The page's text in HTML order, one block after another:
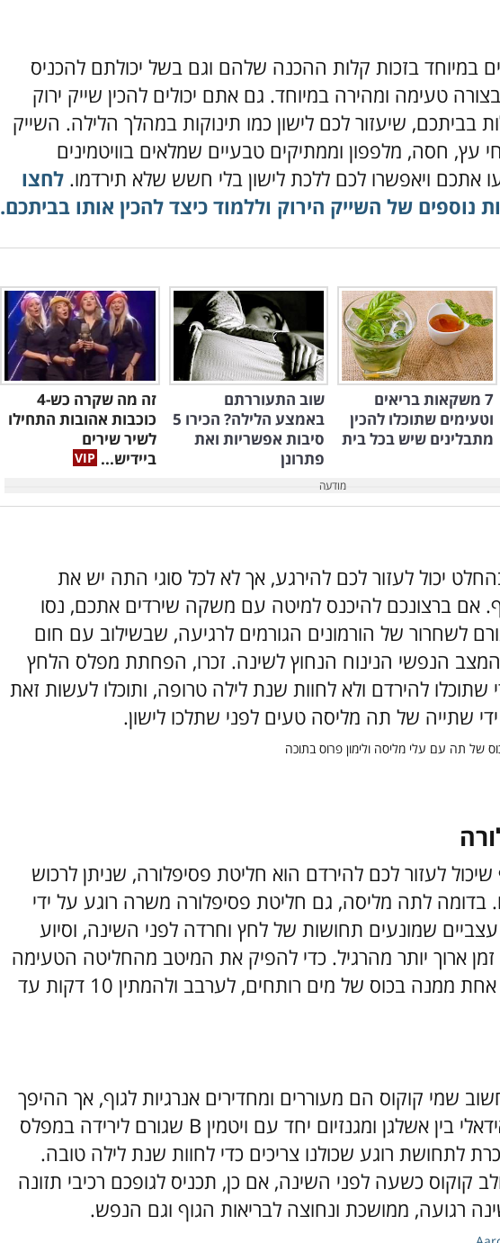
במיוחד בזכות קלות ההכנה שלהם וגם בשל יכולתם להכניס
בצורה טעימה ומהירה במיוחד. גם אתם יכולים להכין שייק ירוק
בביתכם, שיעזור לכם לישון כמו תינוקות במהלך הלילה. השייק
עץ, חסה, מלפפון וממתיקים טבעיים שמלאים בוויטמינים
אתכם ויאפשרו לכם ללכת לישון בלי חשש שלא תירדמו. לחצו
נוספים של השייק הירוק וללמוד כיצד להכין אותו בביתכם.
7 משקאות בריאים
וטעימים שתוכלו להכין
מתבלינים שיש בכל בית
שוב התעוררתם
באמצע הלילה? הכירו 5
סיבות אפשריות ואת
פתרונן
זה מה שקרה כש-4
כוכבות אהובות התחילו
לשיר שירים
ביידיש...
יכול לעזור לכם להירגע, אך לא לכל סוגי התה יש את
אם ברצונכם להיכנס למיטה עם משקה שירדים אתכם, נסו
לשחרור של הורמונים הגורמים לרגיעה, שבשילוב עם חום
הנפשי הנינוח הנחוץ לשינה. זכרו, הפחתת מפלס הלחץ
שתוכלו להירדם ולא לחוות שנת לילה טרופה, ותוכלו לעשות זאת
שתייה של תה מליסה טעים לפני שתלכו לישון.
לעזור לכם להירדם הוא חליטת פסיפלורה, שניתן לרכוש
בדומה לתה מליסה, גם חליטת פסיפלורה משרה רוגע על ידי
עצביים שמונעים תחושות של לחץ וחרדה לפני השינה, וסיוע
ארוך יותר מהרגיל. כדי להפיק את המיטב מהחליטה הטעימה
הזו מומלץ לשים כפית אחת ממנה בכוס של מים רותחים, לערבב ולהמתין 10 דקות עד
שמי קוקוס הם מעוררים ומחדירים אנרגיות לגוף, אך ההיפך
הוא הנכון! השילוב האידאלי בין אשלגן ומגנזיום יחד עם ויטמין B שגורם לירידה במפלס
לתחושת רוגע שכולנו צריכים כדי לחוות שנת לילה טובה.
קוקוס כשעה לפני השינה, אם כן, תכניס לגופכם רכיבי תזונה
רגועה, ממושכת ונחוצה לבריאות הגוף וגם הנפש.